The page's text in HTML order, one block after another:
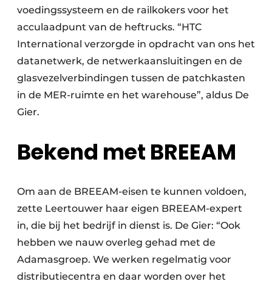
voedingssysteem en de railkokers voor het
acculaadpunt van de heftrucks. “HTC
International verzorgde in opdracht van ons het
datanetwerk, de netwerkaansluitingen en de
glasvezelverbindingen tussen de patchkasten
in de MER-ruimte en het warehouse”, aldus De
Gier.
Bekend met BREEAM
Om aan de BREEAM-eisen te kunnen voldoen,
zette Leertouwer haar eigen BREEAM-expert
in, die bij het bedrijf in dienst is. De Gier: “Ook
hebben we nauw overleg gehad met de
Adamasgroep. We werken regelmatig voor
distributiecentra en daar worden over het